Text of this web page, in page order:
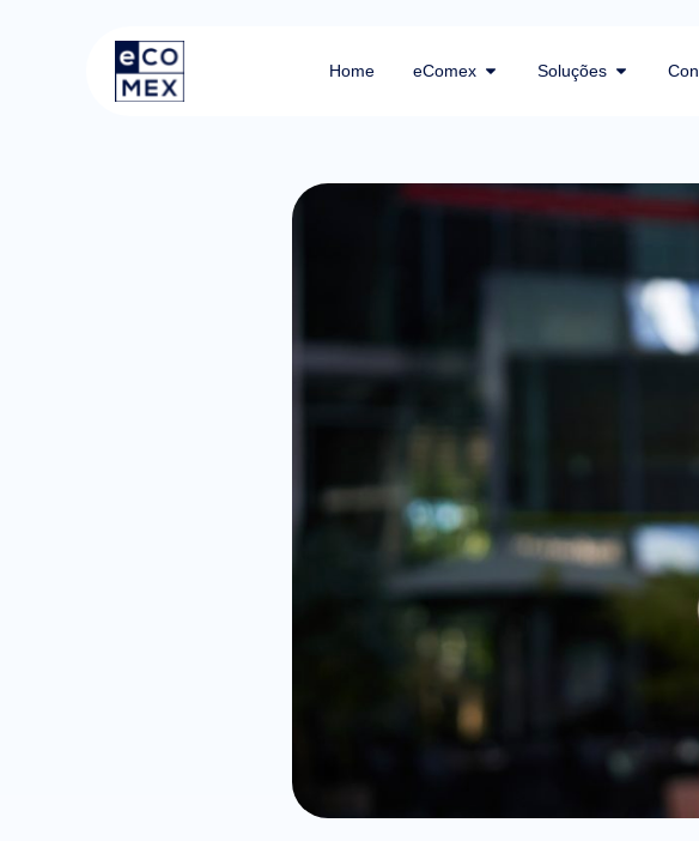
Home eComex Soluções